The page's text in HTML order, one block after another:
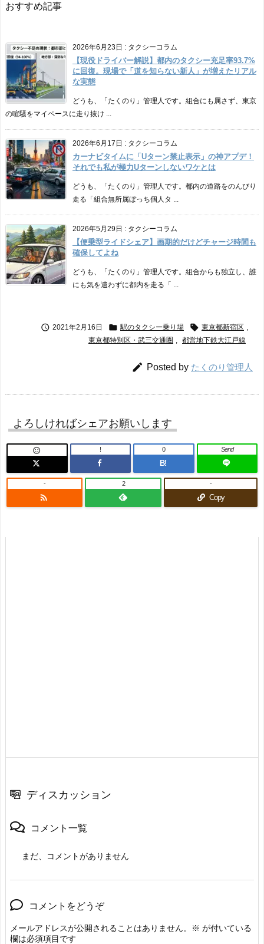
おすすめ記事
2026年6月23日 : タクシーコラム
【現役ドライバー解説】都内のタクシー充足率93.7%
に回復。現場で「道を知らない新人」が増えたリアル
な実態
どうも、「たくのり」管理人です。組合にも属さず、東京
の喧騒をマイペースに走り抜け ...
2026年6月17日 : タクシーコラム
カーナビタイムに「Uターン禁止表示」の神アプデ！
それでも私が極力Uターンしないワケとは
どうも、「たくのり」管理人です。都内の道路をのんびり
走る「組合無所属ぼっち個人タ ...
2026年5月29日 : タクシーコラム
【便乗型ライドシェア】画期的だけどチャージ時間も
確保してよね
どうも、「たくのり」管理人です。組合からも独立し、誰
にも気を遣わずに都内を走る「 ...
 2021年2月16日  駅のタクシー乗り場  東京都新宿区
東京都特別区・武三交通圏
都営地下鉄大江戸線
 Posted by たくのり管理人
よろしければシェアお願いします
 !
B!
0 Send

- 2
Copy
-
ディスカッション
コメント一覧
まだ、コメントがありません
コメントをどうぞ
メールアドレスが公開されることはありません。 ※ が付いている
欄は必須項目です